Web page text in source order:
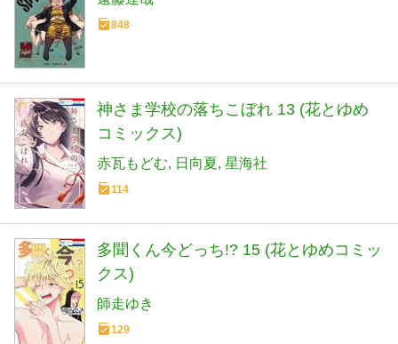
848
神さま学校の落ちこぼれ 13 (花とゆめ
コミックス)
赤瓦もどむ 日向夏 星海社
114
多聞くん今どっち!? 15 (花とゆめコミッ
クス)
師走ゆき
129